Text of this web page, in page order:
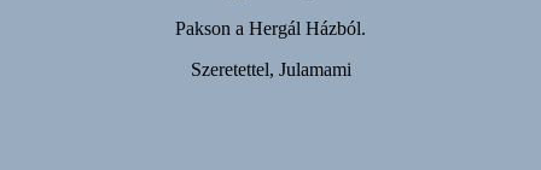
Pakson a Hergál Házból.
Szeretettel, Julamami